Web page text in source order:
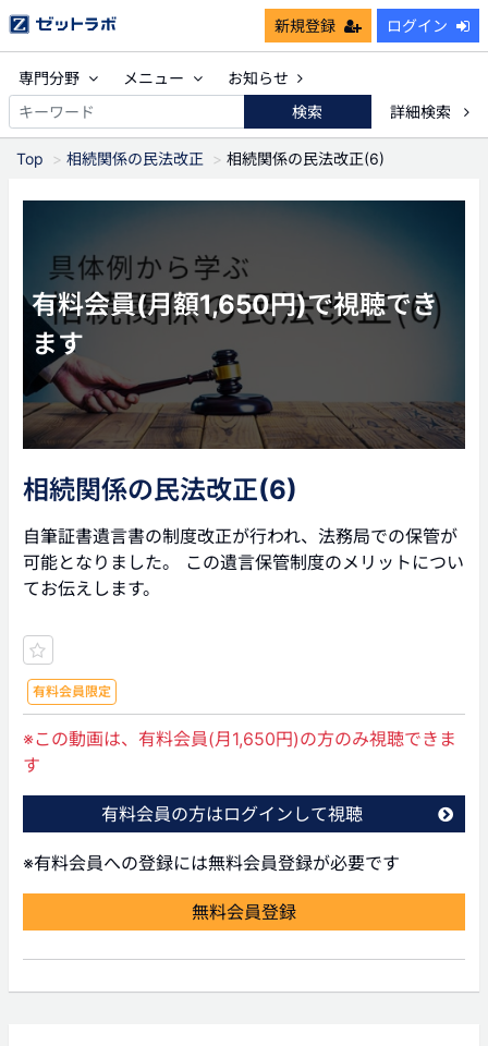
新規登録 ログイン
専門分野 メニュー
お知らせ
検索
詳細検索
Top 相続関係の民法改正 相続関係の民法改正(6)
有料会員(月額1,650円)で視聴でき
ます
相続関係の民法改正(6)
自筆証書遺言書の制度改正が行われ、法務局での保管が
可能となりました。 この遺言保管制度のメリットについ
てお伝えします。
有料会員限定
※この動画は、有料会員(月1,650円)の方のみ視聴できま
す
有料会員の方はログインして視聴
※有料会員への登録には無料会員登録が必要です
無料会員登録
前の動画 次の動画